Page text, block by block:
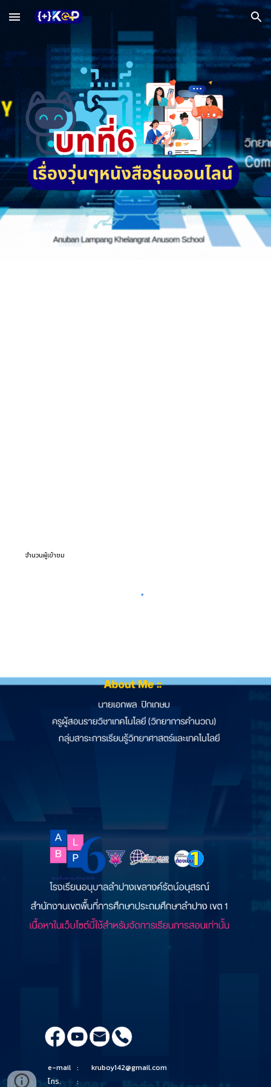
Skip to main content Skip to navigation
จำนวนผู้เข้าชม
e-mail :
kruboy142@gmail.com
โทร.
: